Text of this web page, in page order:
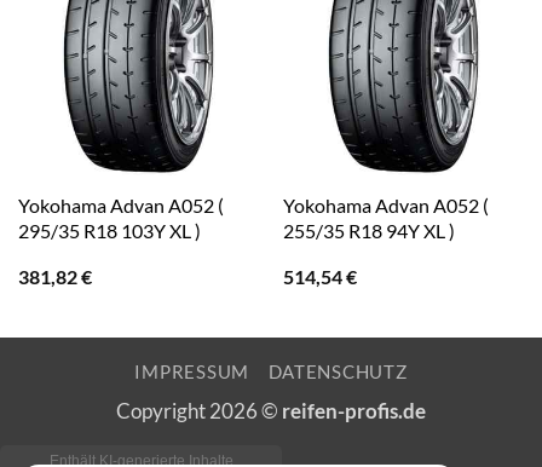
Yokohama Advan A052 (
295/35 R18 103Y XL )
381,82€
Yokohama Advan A052 (
255/35 R18 94Y XL )
514,54€
IMPRESSUM DATENSCHUTZ
Copyright 2026 © reifen-profis.de